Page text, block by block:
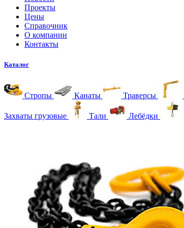
Проекты
Цены
Справочник
О компании
Контакты
Каталог
Стропы Канаты Траверсы
Захваты грузовые Тали Лебёдки